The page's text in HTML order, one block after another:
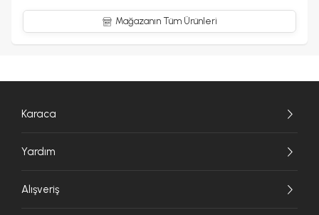
Mağazanın Tüm Ürünleri
Karaca
Yardım
Alışveriş